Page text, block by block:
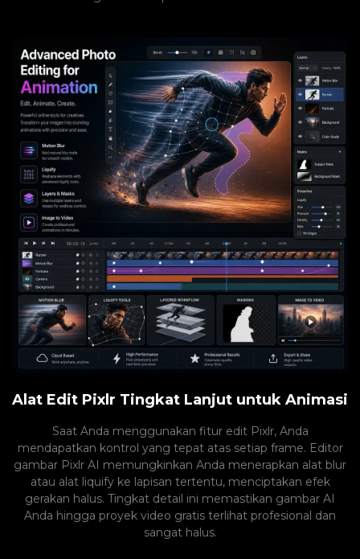
Alat Edit Pixlr Tingkat Lanjut untuk Animasi
Saat Anda menggunakan fitur edit Pixlr, Anda
mendapatkan kontrol yang tepat atas setiap frame. Editor
gambar Pixlr AI memungkinkan Anda menerapkan alat blur
atau alat liquify ke lapisan tertentu, menciptakan efek
gerakan halus. Tingkat detail ini memastikan gambar AI
Anda hingga proyek video gratis terlihat profesional dan
sangat halus.